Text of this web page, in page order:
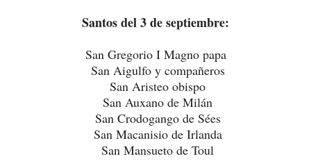
Santos del 3 de septiembre:
San Gregorio I Magno papa
San Aigulfo y compañeros
San Aristeo obispo
San Auxano de Milán
San Crodogango de Sées
San Macanisio de Irlanda
San Mansueto de Toul